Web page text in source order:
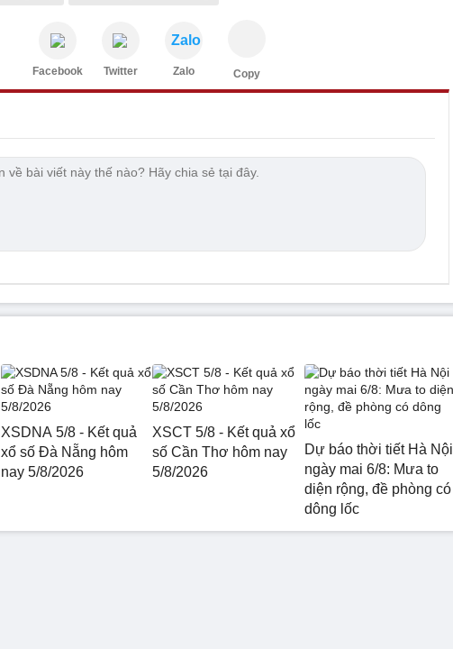
Facebook Twitter
Zalo
Zalo Copy
XSDNA 5/8 - Kết quả
xổ số Đà Nẵng hôm
nay 5/8/2026
XSCT 5/8 - Kết quả xổ
số Cần Thơ hôm nay
5/8/2026
Dự báo thời tiết Hà Nội
ngày mai 6/8: Mưa to
diện rộng, đề phòng có
dông lốc